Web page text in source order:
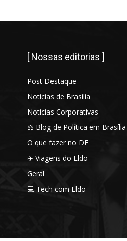
[ Nossas editorias ]
Post Destaque
Notícias de Brasília
Notícias Corporativas
⚖️ Blog de Política em Brasília
O que fazer no DF
✈️ Viagens do Eldo
Geral
💻 Tech com Eldo